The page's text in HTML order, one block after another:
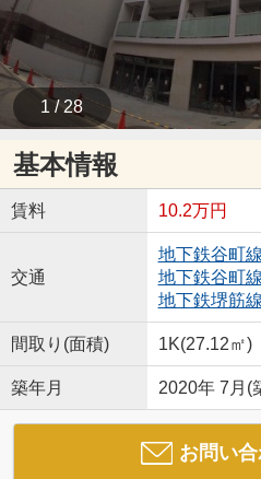
1 / 28
基本情報
賃料 10.2万円
交通
地下鉄谷町線
地下鉄谷町線
地下鉄堺筋線
間取り(面積) 1K(27.12㎡)
築年月 2020年 7月(
お問い